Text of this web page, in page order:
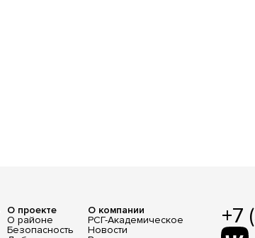
О проекте
О районе
Безопасность
О компании
РСГ-Академическое
Новости
+7